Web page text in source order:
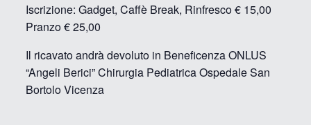
Iscrizione: Gadget, Caffè Break, Rinfresco € 15,00
Pranzo € 25,00
Il ricavato andrà devoluto in Beneficenza ONLUS
“Angeli Berici” Chirurgia Pediatrica Ospedale San
Bortolo Vicenza